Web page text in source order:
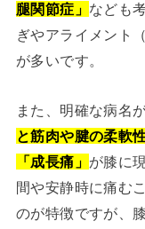
腿関節症」 なども
ぎやアライメント
が多いです。
また、明確な病名
と筋肉や腱の柔軟
「成長痛」 が膝に
間や安静時に痛む
のが特徴ですが、